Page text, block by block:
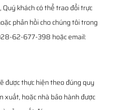
khách có thể trao đổi trực
phản hồi cho chúng tôi trong
62-677-398 hoặc email:
được thực hiện theo đúng quy
xuất, hoặc nhà bảo hành được